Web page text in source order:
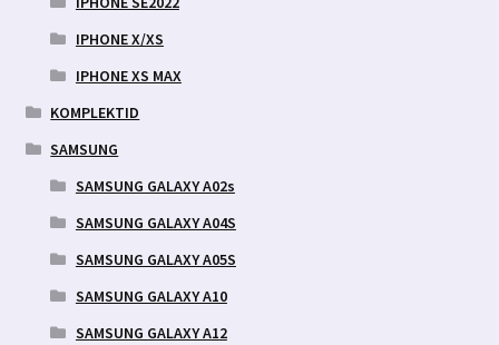
IPHONE X/XS
IPHONE XS MAX
KOMPLEKTID
SAMSUNG
SAMSUNG GALAXY A02s
SAMSUNG GALAXY A04S
SAMSUNG GALAXY A05S
SAMSUNG GALAXY A10
SAMSUNG GALAXY A12